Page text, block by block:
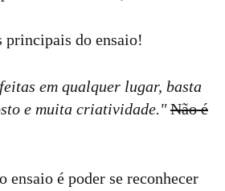
principais do ensaio!
em qualquer lugar, basta
e muita criatividade."Não é
ensaio é poder se reconhecer